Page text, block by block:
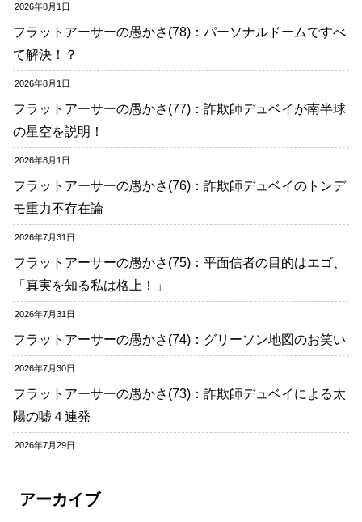
2026年8月1日
フラットアーサーの愚かさ(78)：パーソナルドームですべ
て解決！？
2026年8月1日
フラットアーサーの愚かさ(77)：詐欺師デュベイが南半球
の星空を説明！
2026年8月1日
フラットアーサーの愚かさ(76)：詐欺師デュベイのトンデ
モ重力不存在論
2026年7月31日
フラットアーサーの愚かさ(75)：平面信者の目的はエゴ、
「真実を知る私は格上！」
2026年7月31日
フラットアーサーの愚かさ(74)：グリーソン地図のお笑い
2026年7月30日
フラットアーサーの愚かさ(73)：詐欺師デュベイによる太
陽の嘘４連発
2026年7月29日
アーカイブ